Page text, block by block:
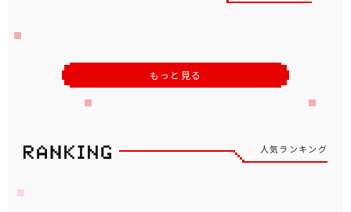
もっと見る
人気ランキング